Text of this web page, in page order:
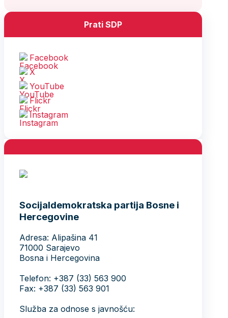
Prati SDP
Facebook
X
YouTube
Flickr
Instagram
Socijaldemokratska partija Bosne i
Hercegovine
Adresa: Alipašina 41
71000 Sarajevo
Bosna i Hercegovina
Telefon: +387 (33) 563 900
Fax: +387 (33) 563 901
Služba za odnose s javnošću: